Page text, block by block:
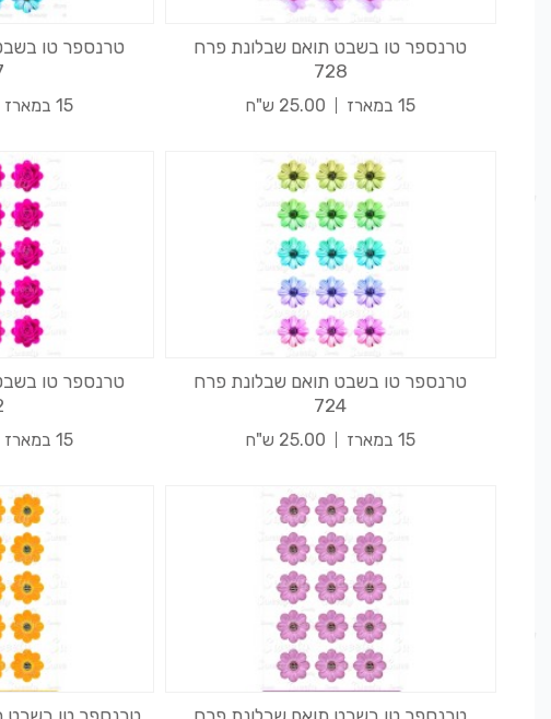
טרנספר טו בשבט תואם שבלונת פרח
728
15 במארז 25.00 ש"ח
טרנספר טו
15 במארז
טרנספר טו בשבט תואם שבלונת פרח
724
15 במארז 25.00 ש"ח
טרנספר טו
15 במארז